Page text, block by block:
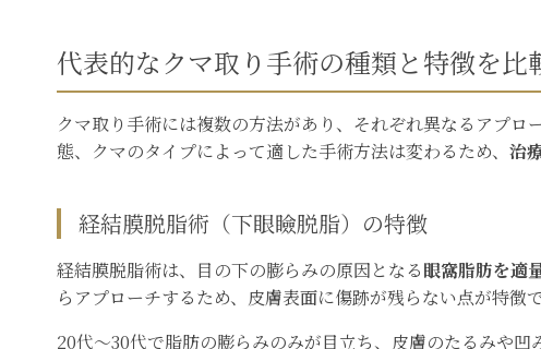
代表的なクマ取り手術の種類と特徴を比
クマ取り手術には複数の方法があり、それぞれ異なるアプ
態、クマのタイプによって適した手術方法は変わるため、 治
経結膜脱脂術（下眼瞼脱脂）の特徴
経結膜脱脂術は、目の下の膨らみの原因となる眼窩脂肪を適
らアプローチするため、皮膚表面に傷跡が残らない点が特徴で
20代〜30代で脂肪の膨らみのみが目立ち、皮膚のたるみや